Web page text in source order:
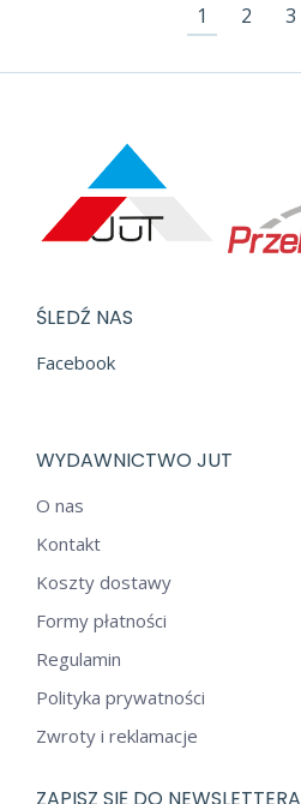
1 2 3
ŚLEDŹ NAS
Facebook
WYDAWNICTWO JUT
O nas
Kontakt
Koszty dostawy
Formy płatności
Regulamin
Polityka prywatności
Zwroty i reklamacje
ZAPISZ SIĘ DO NEWSLETTERA